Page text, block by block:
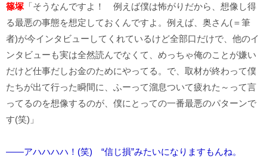
篠塚 「そうなんですよ！ 例えば僕は怖がりだから、想像し得
る最悪の事態を想定しておくんですよ。例えば、奥さん(＝筆
者)が今インタビューしてくれているけど全部口だけで、他のイ
ンタビューも実は全然読んでなくて、めっちゃ俺のことが嫌い
だけど仕事だしお金のためにやってる。で、取材が終わって僕
たちが出て行った瞬間に、ふーって溜息ついて疲れた～って言
ってるのを想像するのが、僕にとっての一番最悪のパターンで
す(笑)」
――アハハハハ！(笑) “信じ損”みたいになりますもんね。